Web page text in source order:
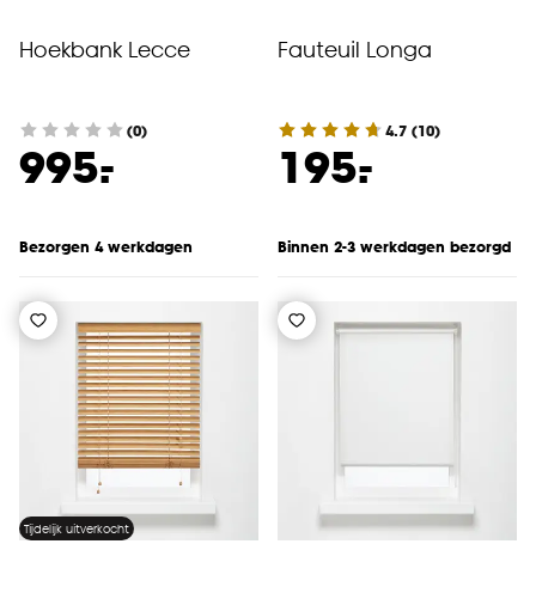
Hoekbank Lecce
(0)
995.
-
Bezorgen 4 werkdagen
Fauteuil Longa
4.7 (10)
195.
-
Binnen 2-3 werkdagen bezorgd
Tijdelijk uitverkocht